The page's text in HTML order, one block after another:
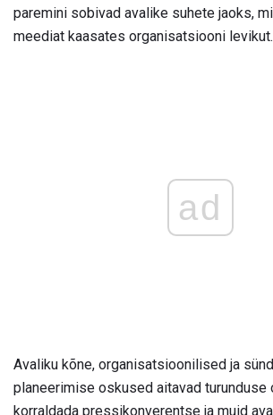
paremini sobivad avalike suhete jaoks,
meediat kaasates organisatsiooni levikut.
ad
Avaliku kõne, organisatsioonilised ja
planeerimise oskused aitavad turunduse
korraldada pressikonverentse ja muid